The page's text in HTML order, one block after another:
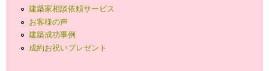
建築家相談依頼サービス
お客様の声
建築成功事例
成約お祝いプレゼント